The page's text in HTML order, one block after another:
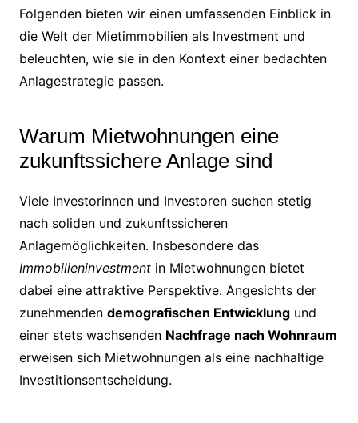
Folgenden bieten wir einen umfassenden Einblick in
die Welt der Mietimmobilien als Investment und
beleuchten, wie sie in den Kontext einer bedachten
Anlagestrategie passen.
Warum Mietwohnungen eine
zukunftssichere Anlage sind
Viele Investorinnen und Investoren suchen stetig
nach soliden und zukunftssicheren
Anlagemöglichkeiten. Insbesondere das
Immobilieninvestmentin Mietwohnungen bietet
dabei eine attraktive Perspektive. Angesichts der
zunehmenden demografischen Entwicklungund
einer stets wachsenden Nachfrage nach Wohnraum
erweisen sich Mietwohnungen als eine nachhaltige
Investitionsentscheidung.